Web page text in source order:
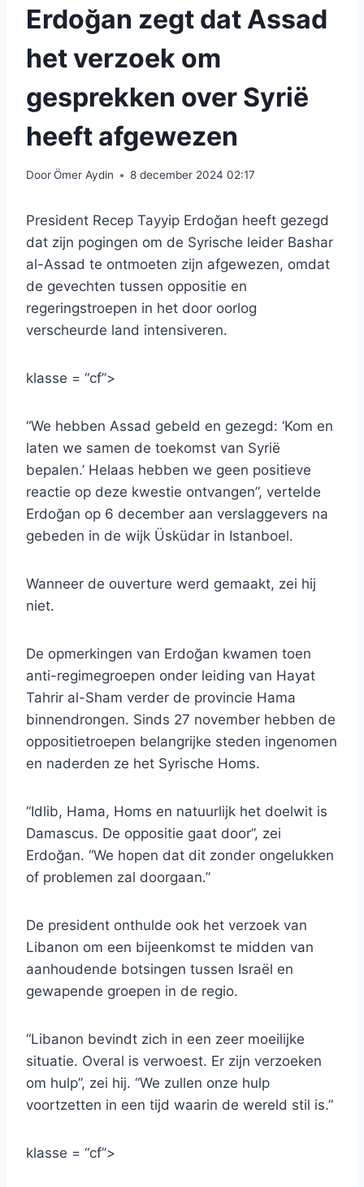
Erdoğan zegt dat Assad
het verzoek om
gesprekken over Syrië
heeft afgewezen
DoorÖmer Aydin 8 december 2024 02:17
President Recep Tayyip Erdoğan heeft gezegd
dat zijn pogingen om de Syrische leider Bashar
al-Assad te ontmoeten zijn afgewezen, omdat
de gevechten tussen oppositie en
regeringstroepen in het door oorlog
verscheurde land intensiveren.
klasse = “cf”>
“We hebben Assad gebeld en gezegd: ‘Kom en
laten we samen de toekomst van Syrië
bepalen.’ Helaas hebben we geen positieve
reactie op deze kwestie ontvangen”, vertelde
Erdoğan op 6 december aan verslaggevers na
gebeden in de wijk Üsküdar in Istanboel.
Wanneer de ouverture werd gemaakt, zei hij
niet.
De opmerkingen van Erdoğan kwamen toen
anti-regimegroepen onder leiding van Hayat
Tahrir al-Sham verder de provincie Hama
binnendrongen. Sinds 27 november hebben de
oppositietroepen belangrijke steden ingenomen
en naderden ze het Syrische Homs.
“Idlib, Hama, Homs en natuurlijk het doelwit is
Damascus. De oppositie gaat door”, zei
Erdoğan. “We hopen dat dit zonder ongelukken
of problemen zal doorgaan.”
De president onthulde ook het verzoek van
Libanon om een ​​bijeenkomst te midden van
aanhoudende botsingen tussen Israël en
gewapende groepen in de regio.
“Libanon bevindt zich in een zeer moeilijke
situatie. Overal is verwoest. Er zijn verzoeken
om hulp”, zei hij. “We zullen onze hulp
voortzetten in een tijd waarin de wereld stil is.”
klasse = “cf”>